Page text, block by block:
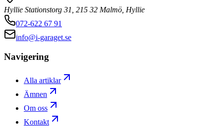
Hyllie Stationstorg 31, 215 32 Malmö, Hyllie
072-622 67 91
info@i-garaget.se
Navigering
Alla artiklar
Ämnen
Om oss
Kontakt